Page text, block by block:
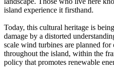
island experience it firsthand.
Today, this cultural heritage is
damage by a distorted
scale wind turbines are planned
throughout the island, within the
policy that promotes renewable